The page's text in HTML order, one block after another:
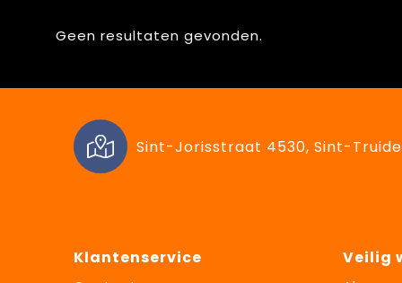
Geen resultaten gevonden.
Sint-Jorisstraat 4530, Sint-
Klantenservice Veilig